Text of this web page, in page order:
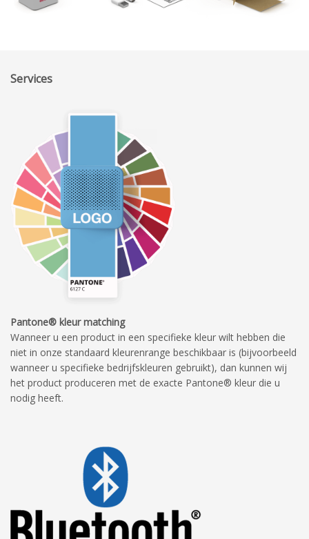
Services
Pantone® kleur matching
Wanneer u een product in een specifieke kleur wilt hebben die
niet in onze standaard kleurenrange beschikbaar is (bijvoorbeeld
wanneer u specifieke bedrijfskleuren gebruikt), dan kunnen wij
het product produceren met de exacte Pantone® kleur die u
nodig heeft.